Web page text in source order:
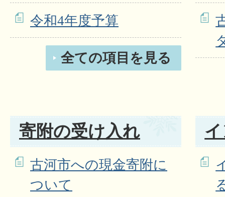
令和4年度予算
全ての項目を見る
寄附の受け入れ
古河市への現金寄附に
ついて